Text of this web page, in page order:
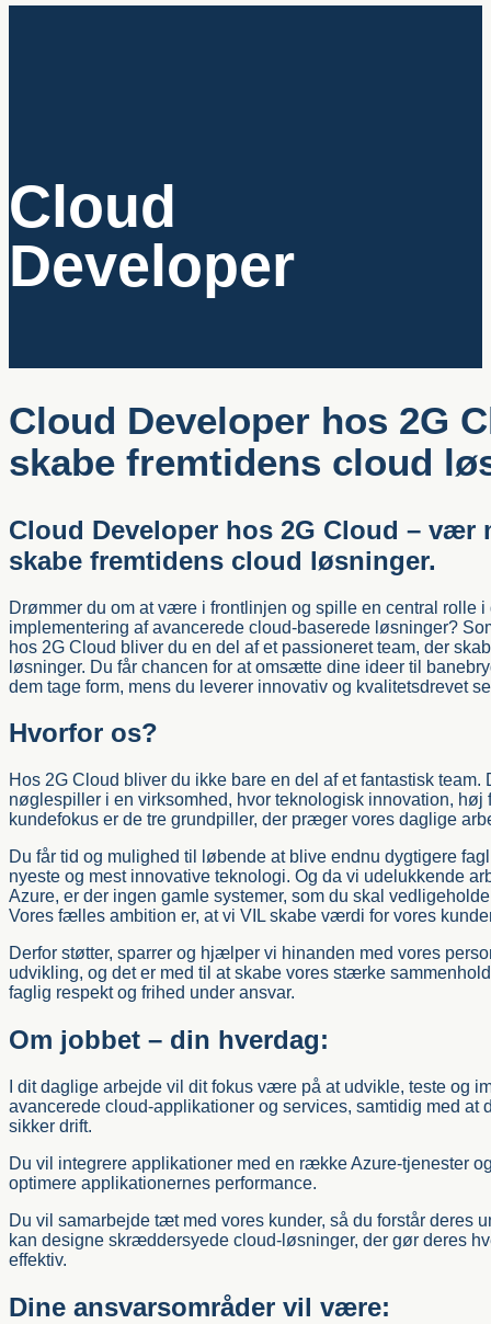
Cloud
Developer
Cloud Developer hos 2G
skabe fremtidens cloud
Cloud Developer hos 2G Cloud – vær
skabe fremtidens cloud løsninger.
Drømmer du om at være i frontlinjen og spille en central rolle i
implementering af avancerede cloud-baserede løsninger?
hos 2G Cloud bliver du en del af et passioneret team, der
løsninger. Du får chancen for at omsætte dine ideer til
dem tage form, mens du leverer innovativ og kvalitetsdrevet
Hvorfor os?
Hos 2G Cloud bliver du ikke bare en del af et fantastisk team.
nøglespiller i en virksomhed, hvor teknologisk innovation, høj
kundefokus er de tre grundpiller, der præger vores daglige
Du får tid og mulighed til løbende at blive endnu dygtigere
nyeste og mest innovative teknologi. Og da vi udelukkende
Azure, er der ingen gamle systemer, som du skal
Vores fælles ambition er, at vi VIL skabe værdi for vores
Derfor støtter, sparrer og hjælper vi hinanden med vores
udvikling, og det er med til at skabe vores stærke
faglig respekt og frihed under ansvar.
Om jobbet – din hverdag:
I dit daglige arbejde vil dit fokus være på at udvikle, teste og
avancerede cloud-applikationer og services, samtidig med at
sikker drift.
Du vil integrere applikationer med en række Azure-tjenester
optimere applikationernes performance.
Du vil samarbejde tæt med vores kunder, så du forstår deres
kan designe skræddersyede cloud-løsninger, der gør deres
effektiv.
Dine ansvarsområder vil være: